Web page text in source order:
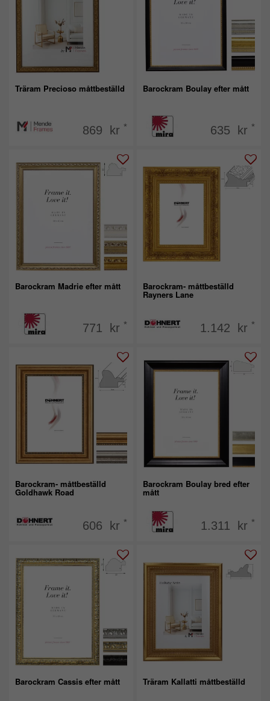
Träram Precioso måttbeställd
869 kr *
Barockram Boulay efter mått
635 kr *
Barockram Madrie efter mått
771 kr *
Barockram- måttbeställd
Rayners Lane
1.142 kr *
Barockram- måttbeställd
Goldhawk Road
606 kr *
Barockram Boulay bred efter
mått
1.311 kr *
Barockram Cassis efter mått Träram Kallatti måttbeställd